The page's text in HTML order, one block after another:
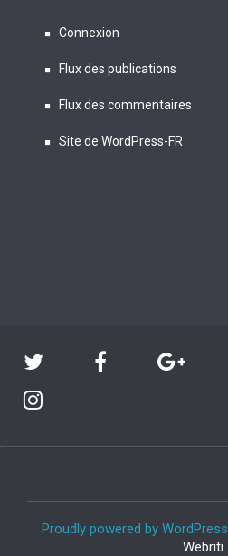
Connexion
Flux des publications
Flux des commentaires
Site de WordPress-FR
Proudly powered by WordPress
Webriti